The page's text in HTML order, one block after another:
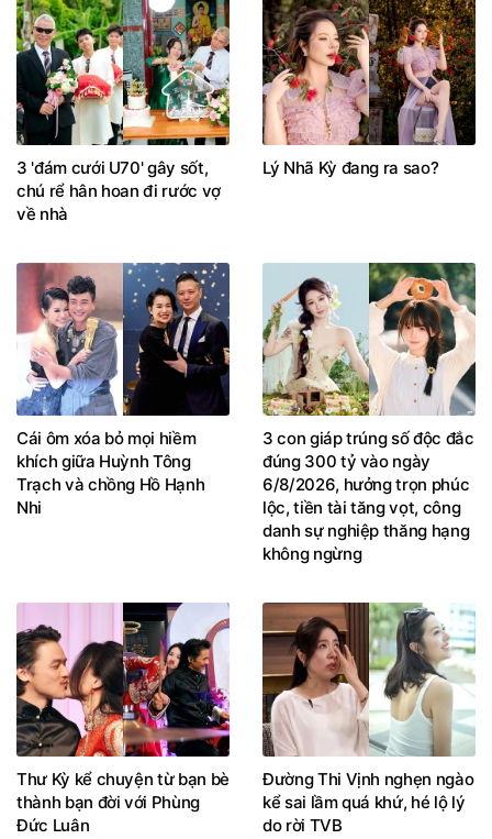
3 'đám cưới U70' gây sốt,
chú rể hân hoan đi rước vợ
về nhà
Lý Nhã Kỳ đang ra sao?
Cái ôm xóa bỏ mọi hiềm
khích giữa Huỳnh Tông
Trạch và chồng Hồ Hạnh
Nhi
3 con giáp trúng số độc đắc
đúng 300 tỷ vào ngày
6/8/2026, hưởng trọn phúc
lộc, tiền tài tăng vọt, công
danh sự nghiệp thăng hạng
không ngừng
Thư Kỳ kể chuyện từ bạn bè
thành bạn đời với Phùng
Đức Luân
Đường Thi Vịnh nghẹn ngào
kể sai lầm quá khứ, hé lộ lý
do rời TVB